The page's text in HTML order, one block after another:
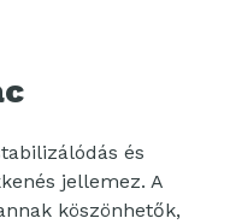
és
jellemez. A
köszönhetők,